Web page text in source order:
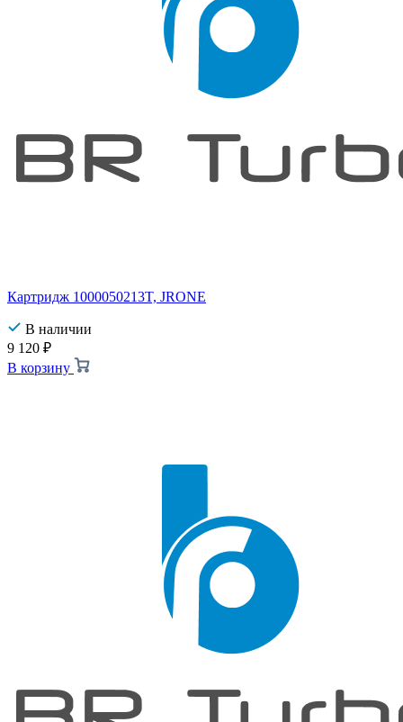
Картридж 1000050213T, JRONE
В наличии
9 120 ₽
В корзину